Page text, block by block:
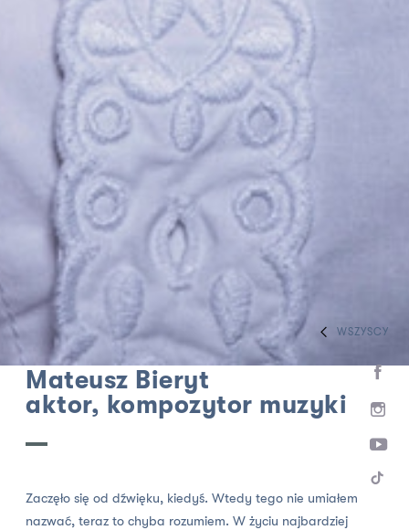
WSZYSCY
HOME
ZESPÓŁ
KOMPOZYTORZY, AUTORZY MUZYKI
Mateusz Bieryt
aktor, kompozytor muzyki
Zaczęło się od dźwięku, kiedyś. Wtedy tego nie umiałem
nazwać, teraz to chyba rozumiem. W życiu najbardziej